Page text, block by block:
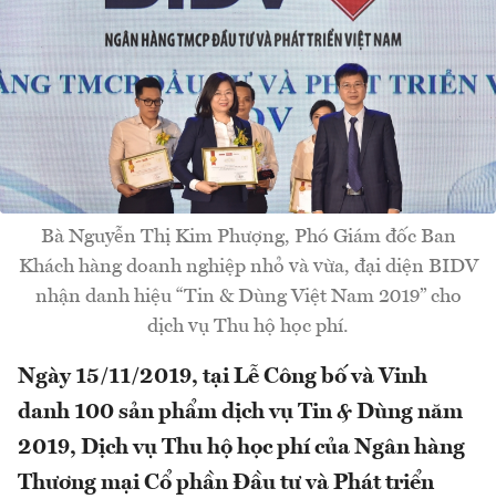
Bà Nguyễn Thị Kim Phượng, Phó Giám đốc Ban
Khách hàng doanh nghiệp nhỏ và vừa, đại diện BIDV
nhận danh hiệu “Tin & Dùng Việt Nam 2019” cho
dịch vụ Thu hộ học phí.
Ngày 15/11/2019, tại Lễ Công bố và Vinh
danh 100 sản phẩm dịch vụ Tin & Dùng năm
2019, Dịch vụ Thu hộ học phí của Ngân hàng
Thương mại Cổ phần Đầu tư và Phát triển